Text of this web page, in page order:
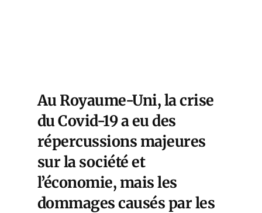
Au Royaume-Uni, la crise
du Covid-19 a eu des
répercussions majeures
sur la société et
l’économie, mais les
dommages causés par les